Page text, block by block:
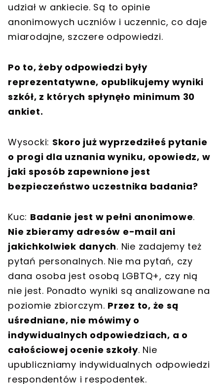
udział w ankiecie. Są to opinie
anonimowych uczniów i uczennic, co daje
miarodajne, szczere odpowiedzi.
Po to, żeby odpowiedzi były
reprezentatywne, opublikujemy wyniki
szkół, z których spłynęło minimum 30
ankiet.
Wysocki: Skoro już wyprzedziłeś pytanie
o progi dla uznania wyniku, opowiedz, w
jaki sposób zapewnione jest
bezpieczeństwo uczestnika badania?
Kuc: Badanie jest w pełni anonimowe.
Nie zbieramy adresów e-mail ani
jakichkolwiek danych. Nie zadajemy też
pytań personalnych. Nie ma pytań, czy
dana osoba jest osobą LGBTQ+, czy nią
nie jest. Ponadto wyniki są analizowane na
poziomie zbiorczym. Przez to, że są
uśredniane, nie mówimy o
indywidualnych odpowiedziach, a o
całościowej ocenie szkoły. Nie
upubliczniamy indywidualnych odpowiedzi
respondentów i respodentek.